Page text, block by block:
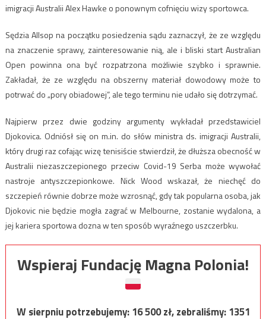
imigracji Australii Alex Hawke o ponownym cofnięciu wizy sportowca.
Sędzia Allsop na początku posiedzenia sądu zaznaczył, że ze względu
na znaczenie sprawy, zainteresowanie nią, ale i bliski start Australian
Open powinna ona być rozpatrzona możliwie szybko i sprawnie.
Zakładał, że ze względu na obszerny materiał dowodowy może to
potrwać do „pory obiadowej”, ale tego terminu nie udało się dotrzymać.
Najpierw przez dwie godziny argumenty wykładał przedstawiciel
Djokovica. Odniósł się on m.in. do słów ministra ds. imigracji Australii,
który drugi raz cofając wizę tenisiście stwierdził, że dłuższa obecność w
Australii niezaszczepionego przeciw Covid-19 Serba może wywołać
nastroje antyszczepionkowe. Nick Wood wskazał, że niechęć do
szczepień równie dobrze może wzrosnąć, gdy tak popularna osoba, jak
Djokovic nie będzie mogła zagrać w Melbourne, zostanie wydalona, a
jej kariera sportowa dozna w ten sposób wyraźnego uszczerbku.
Wspieraj Fundację Magna Polonia!
W sierpniu potrzebujemy:16 500zł, zebraliśmy:1351